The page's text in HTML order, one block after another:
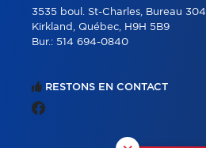
3535 boul. St-Charles, Bureau 304
Kirkland, Québec, H9H 5B9
Bur.: 514 694-0840
RESTONS EN CONTACT